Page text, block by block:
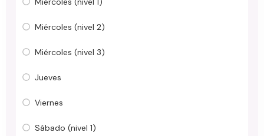
Miércoles (nivel 2)
Miércoles (nivel 3)
Jueves
Viernes
Sábado (nivel 1)